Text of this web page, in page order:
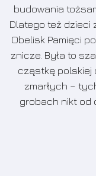
budowania
Dlatego też dzieci
Obelisk Pamięci
znicze. Była to
cząstkę polskiej
zmarłych –
grobach nikt od